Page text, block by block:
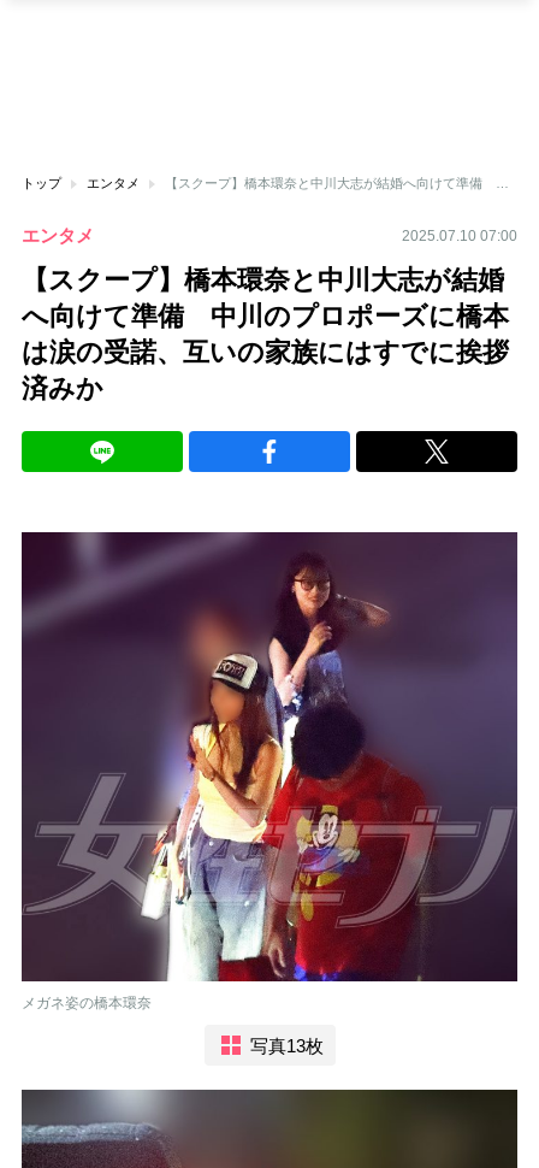
トップ エンタメ
エンタメ 2025.07.10 07:00
【スクープ】橋本環奈と中川大志が結婚
へ向けて準備 中川のプロポーズに橋本
は涙の受諾、互いの家族にはすでに挨拶
済みか
メガネ姿の橋本環奈
写真13枚